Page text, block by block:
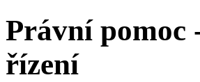
Právní pomoc
řízení